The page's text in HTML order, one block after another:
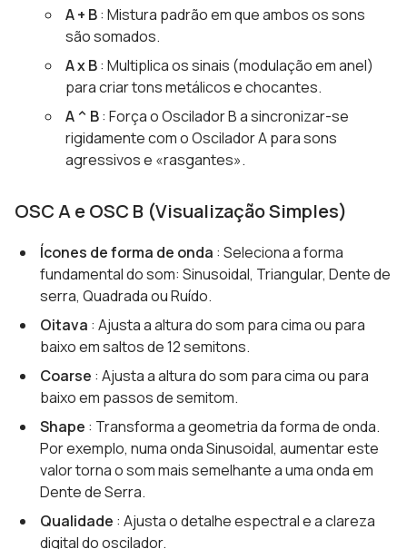
A + B: Mistura padrão em que ambos os sons
são somados.
A x B: Multiplica os sinais (modulação em anel)
para criar tons metálicos e chocantes.
A ^ B: Força o Oscilador B a sincronizar-se
rigidamente com o Oscilador A para sons
agressivos e «rasgantes».
OSC A e OSC B (Visualização Simples)
Ícones de forma de onda : Seleciona a forma
fundamental do som: Sinusoidal, Triangular, Dente de
serra, Quadrada ou Ruído.
Oitava : Ajusta a altura do som para cima ou para
baixo em saltos de 12 semitons.
Coarse : Ajusta a altura do som para cima ou para
baixo em passos de semitom.
Shape : Transforma a geometria da forma de onda.
Por exemplo, numa onda Sinusoidal, aumentar este
valor torna o som mais semelhante a uma onda em
Dente de Serra.
Qualidade : Ajusta o detalhe espectral e a clareza
digital do oscilador.